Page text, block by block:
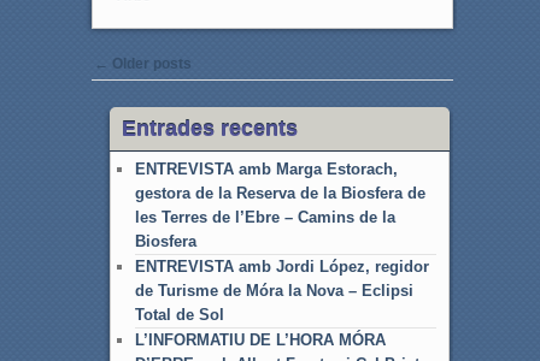
Post navigation
← Older posts
Entrades recents
ENTREVISTA amb Marga Estorach,
gestora de la Reserva de la Biosfera de
les Terres de l’Ebre – Camins de la
Biosfera
ENTREVISTA amb Jordi López, regidor
de Turisme de Móra la Nova – Eclipsi
Total de Sol
L’INFORMATIU DE L’HORA MÓRA